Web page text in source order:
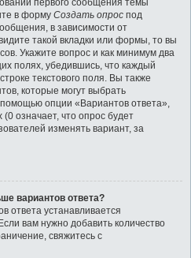
первого сообщения темы
в форму Создать опрос под
в зависимости от
такой вкладки или формы, то вы
Укажите вопрос и как минимум два
полях, убедившись, что каждый
текстового поля. Вы также
которые могут выбрать
опции «Вариантов ответа»,
означает, что опрос будет
изменять вариант, за
вариантов ответа?
ответа устанавливается
вам нужно добавить количество
свяжитесь с